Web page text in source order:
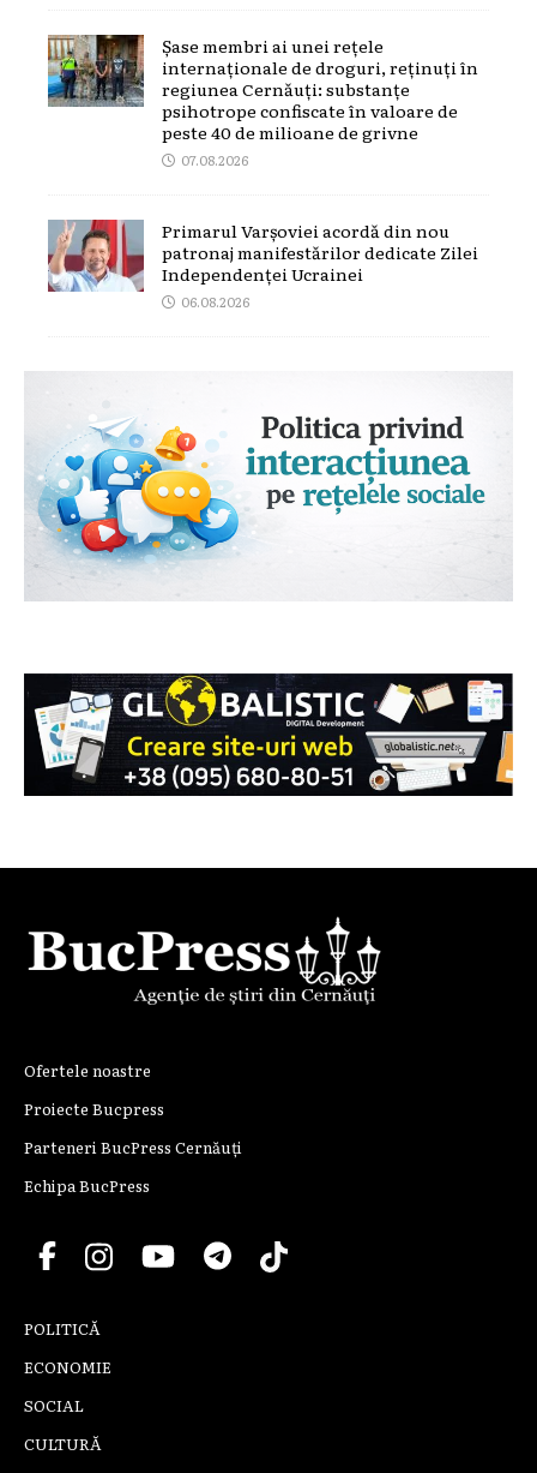
Șase membri ai unei rețele
internaționale de droguri, reținuți în
regiunea Cernăuți: substanțe
psihotrope confiscate în valoare de
peste 40 de milioane de grivne
07.08.2026
Primarul Varșoviei acordă din nou
patronaj manifestărilor dedicate Zilei
Independenței Ucrainei
06.08.2026
Ofertele noastre
Proiecte Bucpress
Parteneri BucPress Cernăuți
Echipa BucPress
POLITICĂ
ECONOMIE
SOCIAL
CULTURĂ